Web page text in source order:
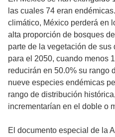
las cuales 74 eran
climático, México perderá en
alta proporción de bosques
parte de la vegetación de sus
para el 2050, cuando menos
reducirán en 50.0% su rango
nueve especies endémicas
rango de distribución
incrementarían en el doble o
El documento especial de la